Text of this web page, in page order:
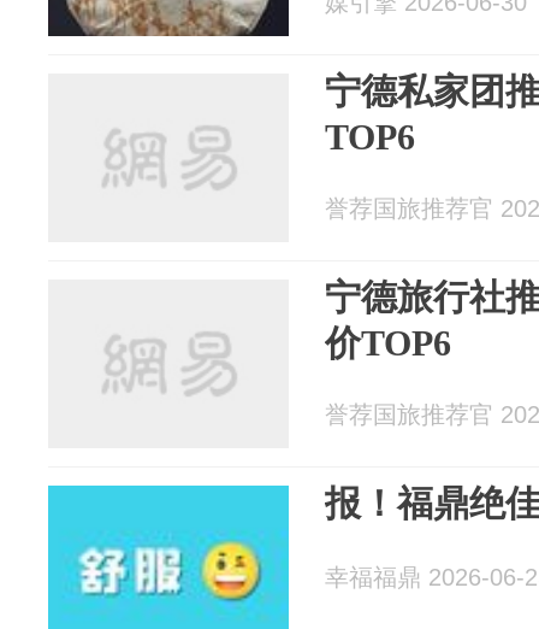
宁德私家团
TOP6
誉荐国旅推荐官
宁德旅行社
价TOP6
誉荐国旅推荐官
报！福鼎绝
幸福福鼎 2026-06-